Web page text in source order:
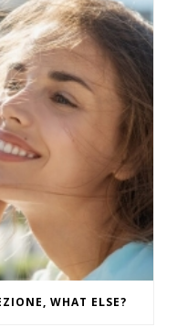
WHAT ELSE?